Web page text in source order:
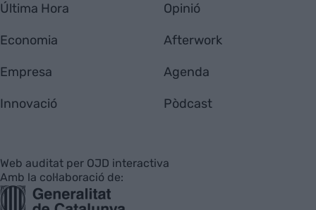
Última Hora
Economia
Empresa
Innovació
Opinió
Afterwork
Agenda
Pòdcast
Web auditat per OJD interactiva
Amb la col·laboració de: